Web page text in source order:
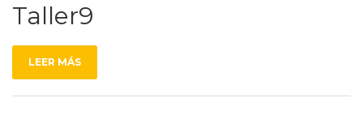
Taller9
LEER MÁS